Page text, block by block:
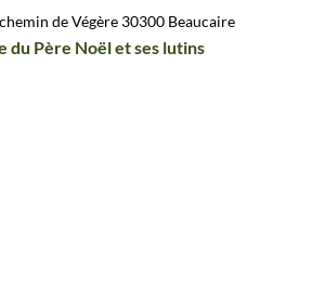
de Végère 30300 Beaucaire
Parade du Père Noël et ses lutins